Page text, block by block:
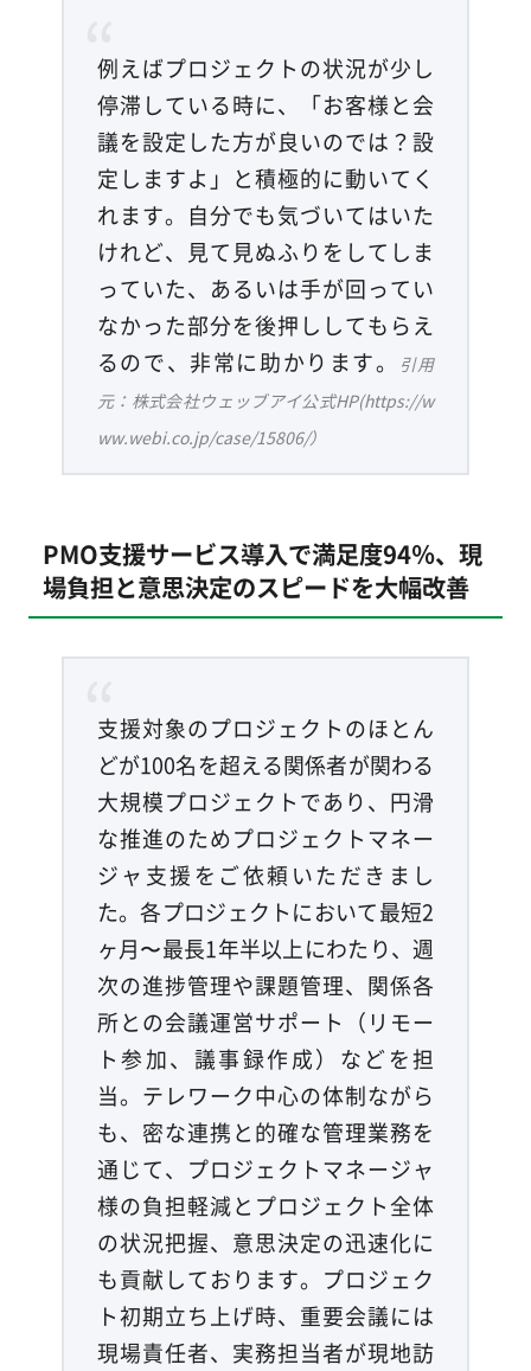
例えばプロジェクトの状況が少し
停滞している時に、「お客様と会
議を設定した方が良いのでは？設
定しますよ」と積極的に動いてく
れます。自分でも気づいてはいた
けれど、見て見ぬふりをしてしま
っていた、あるいは手が回ってい
なかった部分を後押ししてもらえ
るので、非常に助かります。
引用
元：株式会社ウェッブアイ公式HP(https://w
ww.webi.co.jp/case/15806/）
PMO支援サービス導入で満足度94％、現
場負担と意思決定のスピードを大幅改善
支援対象のプロジェクトのほとん
どが100名を超える関係者が関わる
大規模プロジェクトであり、円滑
な推進のためプロジェクトマネー
ジャ支援をご依頼いただきまし
た。各プロジェクトにおいて最短2
ヶ月〜最長1年半以上にわたり、週
次の進捗管理や課題管理、関係各
所との会議運営サポート（リモー
ト参加、議事録作成）などを担
当。テレワーク中心の体制ながら
も、密な連携と的確な管理業務を
通じて、プロジェクトマネージャ
様の負担軽減とプロジェクト全体
の状況把握、意思決定の迅速化に
も貢献しております。プロジェク
ト初期立ち上げ時、重要会議には
現場責任者、実務担当者が現地訪